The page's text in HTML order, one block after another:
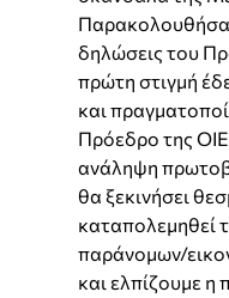
δηλώσεις του
πρώτη στιγμή
και
Πρόεδρο της
ανάληψη
θα ξεκινήσει
καταπολεμηθεί
παράνομων/
και ελπίζουμε η